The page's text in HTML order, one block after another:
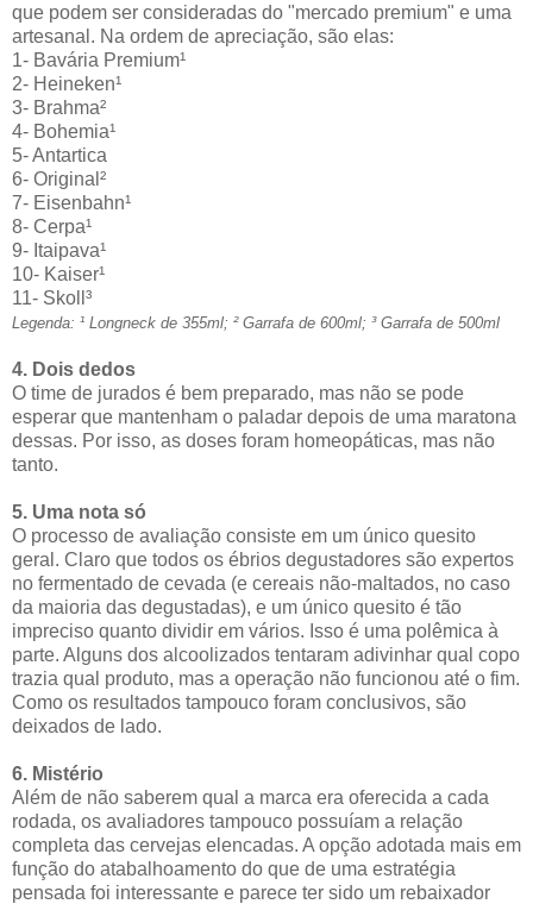
que podem ser consideradas do "mercado premium" e uma
artesanal. Na ordem de apreciação, são elas:
1- Bavária Premium¹
2- Heineken¹
3- Brahma²
4- Bohemia¹
5- Antartica
6- Original²
7- Eisenbahn¹
8- Cerpa¹
9- Itaipava¹
10- Kaiser¹
11- Skoll³
Legenda: ¹ Longneck de 355ml; ² Garrafa de 600ml; ³ Garrafa de 500ml
4. Dois dedos
O time de jurados é bem preparado, mas não se pode
esperar que mantenham o paladar depois de uma maratona
dessas. Por isso, as doses foram homeopáticas, mas não
tanto.
5. Uma nota só
O processo de avaliação consiste em um único quesito
geral. Claro que todos os ébrios degustadores são expertos
no fermentado de cevada (e cereais não-maltados, no caso
da maioria das degustadas), e um único quesito é tão
impreciso quanto dividir em vários. Isso é uma polêmica à
parte. Alguns dos alcoolizados tentaram adivinhar qual copo
trazia qual produto, mas a operação não funcionou até o fim.
Como os resultados tampouco foram conclusivos, são
deixados de lado.
6. Mistério
Além de não saberem qual a marca era oferecida a cada
rodada, os avaliadores tampouco possuíam a relação
completa das cervejas elencadas. A opção adotada mais em
função do atabalhoamento do que de uma estratégia
pensada foi interessante e parece ter sido um rebaixador